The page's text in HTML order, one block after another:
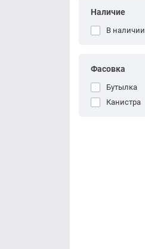
Наличие
В наличии
Фасовка
Бутылка
Канистра